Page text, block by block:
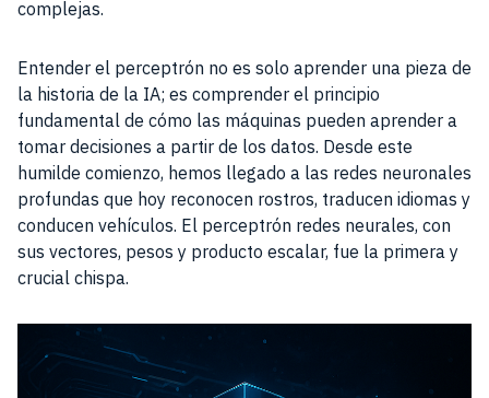
complejas.
Entender el perceptrón no es solo aprender una pieza de
la historia de la IA; es comprender el principio
fundamental de cómo las máquinas pueden aprender a
tomar decisiones a partir de los datos. Desde este
humilde comienzo, hemos llegado a las redes neuronales
profundas que hoy reconocen rostros, traducen idiomas y
conducen vehículos. El perceptrón redes neurales, con
sus vectores, pesos y producto escalar, fue la primera y
crucial chispa.